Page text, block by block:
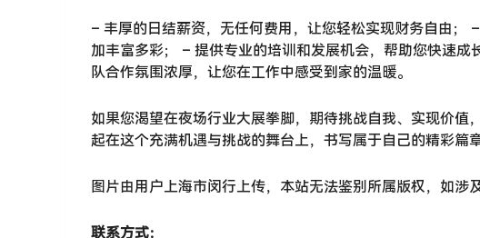
– 丰厚的日结薪资，无任何费用，让您轻松实现财务自由；
加丰富多彩； – 提供专业的培训和发展机会，帮助您快速成
队合作氛围浓厚，让您在工作中感受到家的温暖。
如果您渴望在夜场行业大展拳脚，期待挑战自我、实现价
起在这个充满机遇与挑战的舞台上，书写属于自己的精彩篇章
图片由用户上海市闵行上传，本站无法鉴别所属版权，如涉
联系方式：